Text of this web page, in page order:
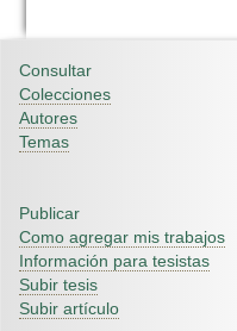
Consultar
Colecciones
Autores
Temas
Publicar
Como agregar mis trabajos
Información para tesistas
Subir tesis
Subir artículo